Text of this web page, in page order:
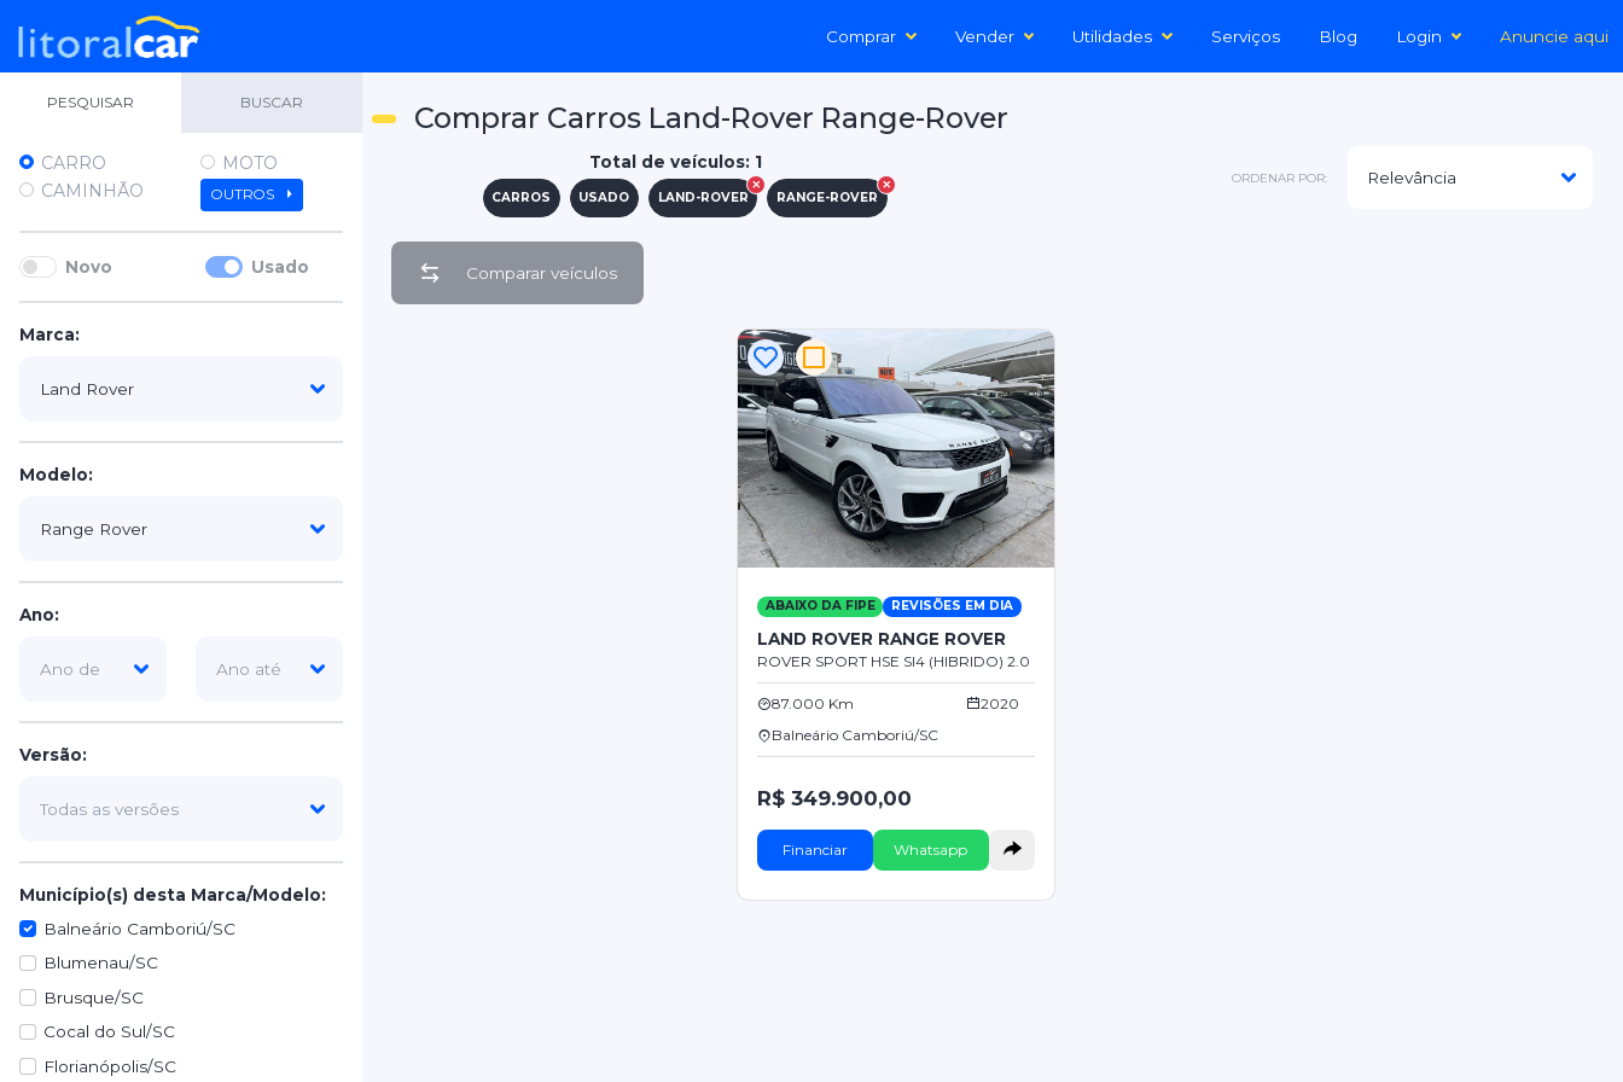
Comprar Vender Utilidades Serviços Blog Login Anuncie aqui
PESQUISAR BUSCAR
CARRO
MOTO
CAMINHÃO
OUTROS
Novo Usado
Marca:
Modelo:
Ano:
Versão:
Município(s) desta Marca/Modelo:
Balneário Camboriú/SC
Blumenau/SC
Brusque/SC
Cocal do Sul/SC
Florianópolis/SC
Comprar Carros Land-Rover Range-Rover
Total de veículos: 1
CARROS USADO LAND-ROVER RANGE-ROVER
ORDENAR POR:
Comparar veículos
ABAIXO DA FIPE REVISÕES EM DIA
LAND ROVER RANGE ROVER
ROVER SPORT HSE SI4 (HIBRIDO) 2.0
87.000 Km
2020
Balneário Camboriú/SC
R$ 349.900,00
Financiar Whatsapp